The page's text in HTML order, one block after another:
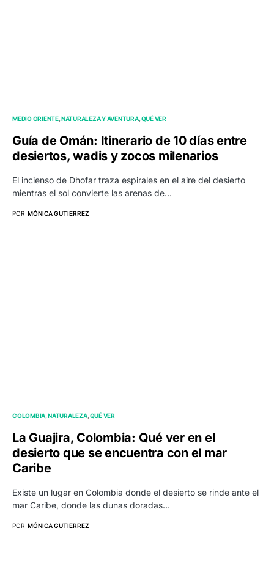
MEDIO ORIENTE NATURALEZA Y AVENTURA QUÉ VER
Guía de Omán: Itinerario de 10 días entre
desiertos, wadis y zocos milenarios
El incienso de Dhofar traza espirales en el aire del desierto
mientras el sol convierte las arenas de…
POR MÓNICA GUTIERREZ
COLOMBIA NATURALEZA QUÉ VER
La Guajira, Colombia: Qué ver en el
desierto que se encuentra con el mar
Caribe
Existe un lugar en Colombia donde el desierto se rinde ante el
mar Caribe, donde las dunas doradas…
POR MÓNICA GUTIERREZ